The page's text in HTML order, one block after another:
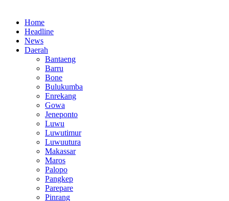
Home
Headline
News
Daerah
Bantaeng
Barru
Bone
Bulukumba
Enrekang
Gowa
Jeneponto
Luwu
Luwutimur
Luwuutura
Makassar
Maros
Palopo
Pangkep
Parepare
Pinrang